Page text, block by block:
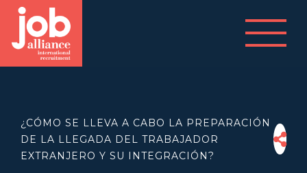
¿CÓMO SE LLEVA A CABO LA PREPARACIÓN
DE LA LLEGADA DEL TRABAJADOR
EXTRANJERO Y SU INTEGRACIÓN?